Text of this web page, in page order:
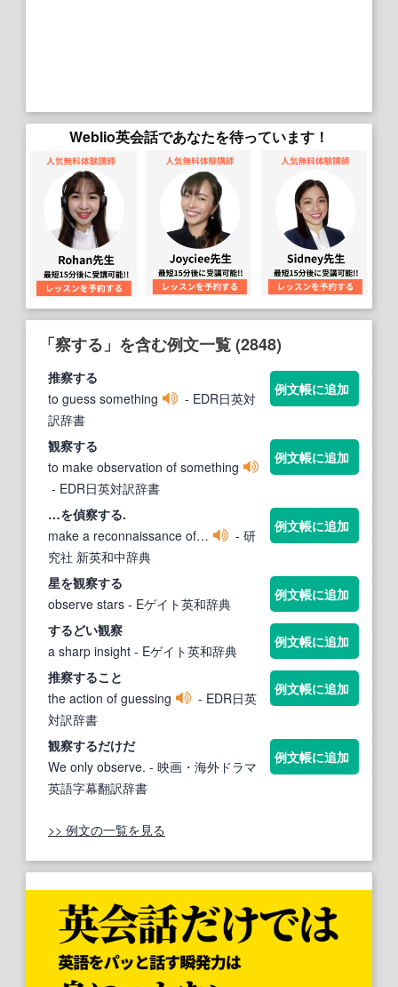
Weblio英会話であなたを待っています！
「察する」を含む例文一覧 (2848)
推察する
to guess something
- EDR日英対
訳辞書
例文帳に追加
観察する
to make observation of something
- EDR日英対訳辞書
例文帳に追加
…を偵察する.
make a reconnaissance of…
- 研
究社 新英和中辞典
例文帳に追加
星を観察する
observe stars - Eゲイト英和辞典
例文帳に追加
するどい観察
a sharp insight - Eゲイト英和辞典
例文帳に追加
推察すること
the action of guessing
- EDR日英
対訳辞書
例文帳に追加
観察するだけだ
We only observe. - 映画・海外ドラマ
英語字幕翻訳辞書
例文帳に追加
>> 例文の一覧を見る